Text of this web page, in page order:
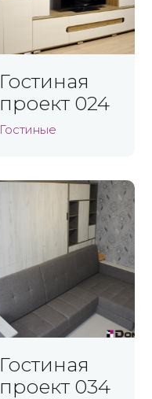
Гостиная
проект 024
Гостиные
Гостиная
проект 034